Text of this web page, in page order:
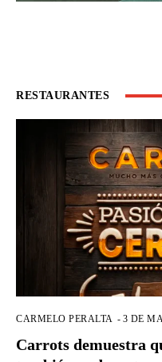
RESTAURANTES
CARMELO PERALTA - 3 DE
Carrots demuestra